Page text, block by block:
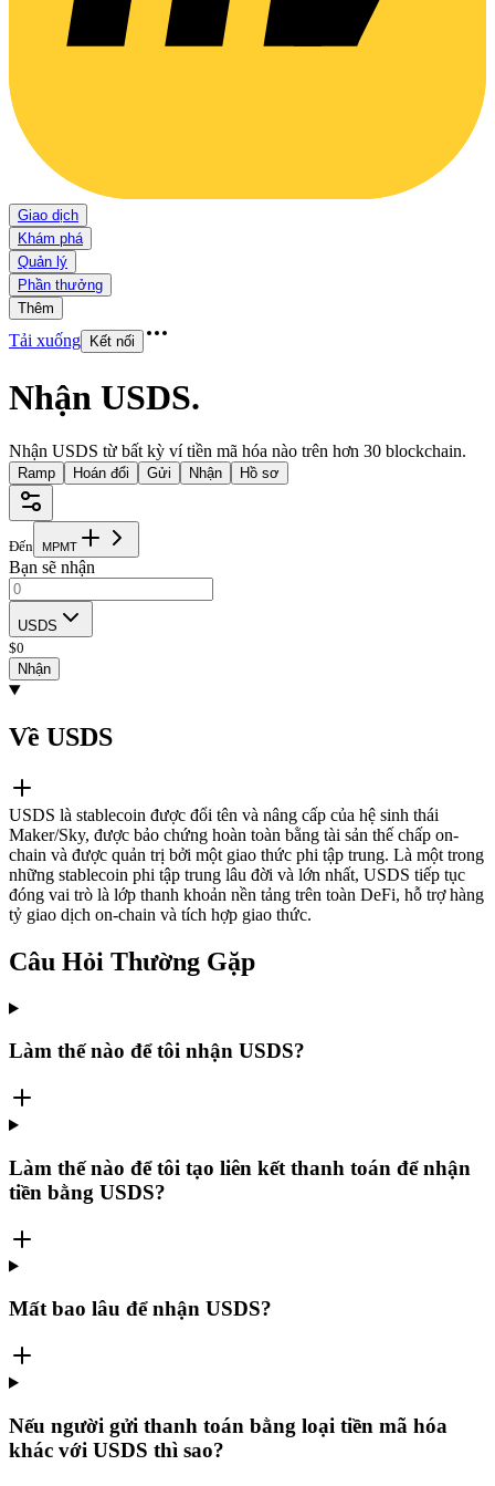
Giao dịch
Khám phá
Quản lý
Phần thưởng
Thêm
Tải xuống Kết nối
Nhận USDS.
Nhận USDS từ bất kỳ ví tiền mã hóa nào trên hơn 30 blockchain.
Ramp Hoán đổi Gửi Nhận Hồ sơ
Đến MPMT
Bạn sẽ nhận
USDS
$0
Nhận
Về USDS
USDS là stablecoin được đổi tên và nâng cấp của hệ sinh thái
Maker/Sky, được bảo chứng hoàn toàn bằng tài sản thế chấp on-
chain và được quản trị bởi một giao thức phi tập trung. Là một trong
những stablecoin phi tập trung lâu đời và lớn nhất, USDS tiếp tục
đóng vai trò là lớp thanh khoản nền tảng trên toàn DeFi, hỗ trợ hàng
tỷ giao dịch on-chain và tích hợp giao thức.
Câu Hỏi Thường Gặp
Làm thế nào để tôi nhận USDS?
Làm thế nào để tôi tạo liên kết thanh toán để nhận
tiền bằng USDS?
Mất bao lâu để nhận USDS?
Nếu người gửi thanh toán bằng loại tiền mã hóa
khác với USDS thì sao?